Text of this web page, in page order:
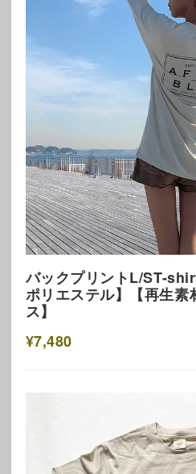
バックプリントL/ST-
ポリエステル】【再生素
ス】
¥7,480